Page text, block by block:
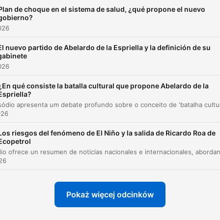
de choque en el sistema de salud, ¿qué propone el nuevo
nuevo partido de Abelardo de la Espriella y la definición de su
qué consiste la batalla cultural que propone Abelardo de la
riesgos del fenómeno de El Niño y la salida de Ricardo Roa de
Pokaż więcej odcinków